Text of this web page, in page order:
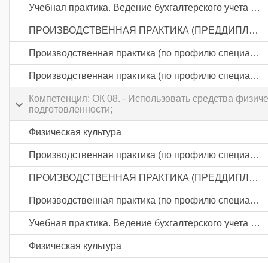
Учебная практика. Ведение бухгалтерского учета источников формирования активов, выполнение работ по инвентаризации активов и финансовых обязательств организации
ПРОИЗВОДСТВЕННАЯ ПРАКТИКА (ПРЕДДИПЛОМНАЯ)
Производственная практика (по профилю специальности). Документирование хозяйственных операций и ведение бухгалтерского учета активов организации
Производственная практика (по профилю специальности). Ведение бухгалтерского учета источников формирования активов, выполнение работ по инвентаризации активов и финансовых обязательств организации
Компетенция: ОК 08. - Использовать средства
подготовленности;
Физическая культура
Производственная практика (по профилю специальности). Ведение бухгалтерского учета источников формирования активов, выполнение работ по инвентаризации активов и финансовых обязательств организации
ПРОИЗВОДСТВЕННАЯ ПРАКТИКА (ПРЕДДИПЛОМНАЯ)
Производственная практика (по профилю специальности). Документирование хозяйственных операций и ведение бухгалтерского учета активов организации
Учебная практика. Ведение бухгалтерского учета источников формирования активов, выполнение работ по инвентаризации активов и финансовых обязательств организации
Физическая культура